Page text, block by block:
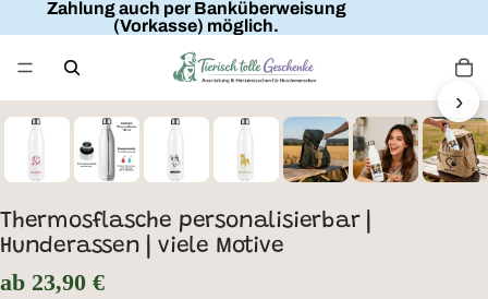
Zahlung auch per Banküberweisung
(Vorkasse) möglich.
Wunschtext ›
Thermosflasche personalisierbar |
Hunderassen | viele Motive
ab 23,90 €